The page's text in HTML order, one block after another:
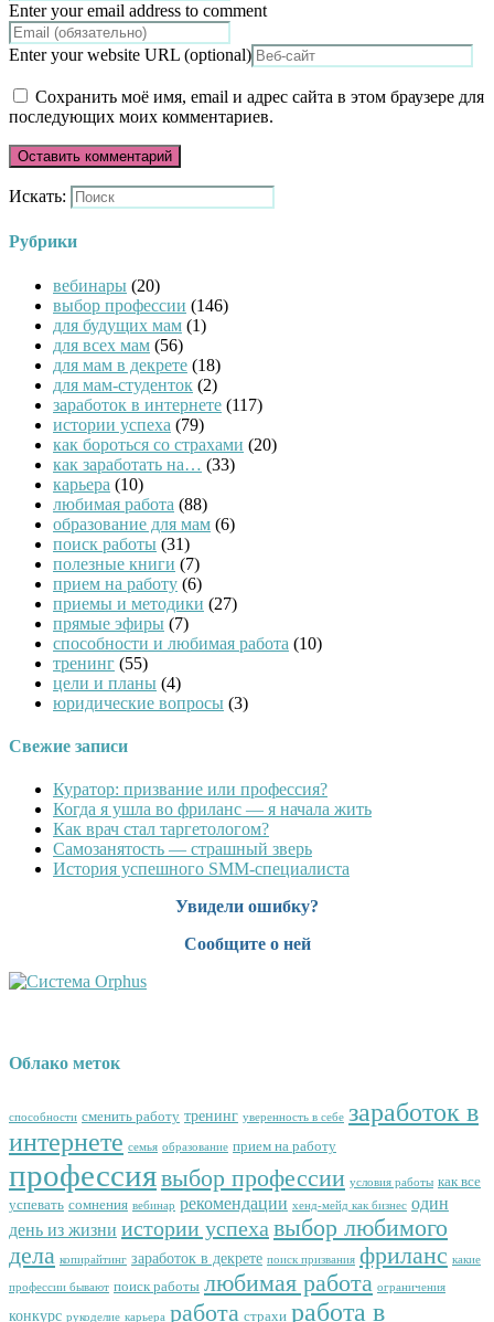
Enter your email address to comment
Enter your website URL (optional)
Сохранить моё имя, email и адрес сайта в этом браузере для
последующих моих комментариев.
Искать:
Рубрики
вебинары (20)
выбор профессии (146)
для будущих мам (1)
для всех мам (56)
для мам в декрете (18)
для мам-студенток (2)
заработок в интернете (117)
истории успеха (79)
как бороться со страхами (20)
как заработать на… (33)
карьера (10)
любимая работа (88)
образование для мам (6)
поиск работы (31)
полезные книги (7)
прием на работу (6)
приемы и методики (27)
прямые эфиры (7)
способности и любимая работа (10)
тренинг (55)
цели и планы (4)
юридические вопросы (3)
Свежие записи
Куратор: призвание или профессия?
Когда я ушла во фриланс — я начала жить
Как врач стал таргетологом?
Cамозанятость — страшный зверь
История успешного SMM-специалиста
Увидели ошибку?
Сообщите о ней
Облако меток
способности сменить работу тренинг уверенность в себе заработок в
интернете семья образование прием на работу
профессиявыбор профессии условия работы как все
успевать сомнения вебинар рекомендации хенд-мейд как бизнес один
день из жизни истории успеха выбор любимого
дела копирайтинг заработок в декрете поиск призвания фриланс какие
профессии бывают поиск работы любимая работа ограничения
конкурс рукоделие карьера работа страхи работа в